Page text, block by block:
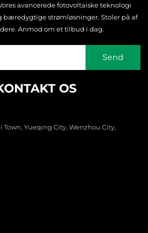
avancerede fotovoltaiske teknologi
bæredygtige strømløsninger. Stoler på af
Anmod om et tilbud i dag.
OS
Yueqing City, Wenzhou City,